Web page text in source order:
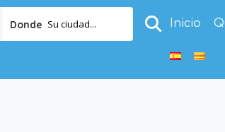
Donde Su ciudad... Inicio